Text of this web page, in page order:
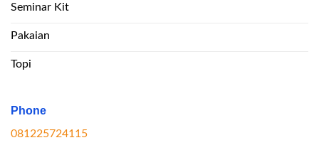
Seminar Kit
Pakaian
Topi
Phone
081225724115